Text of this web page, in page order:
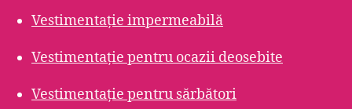
Vestimentație impermeabilă
Vestimentație pentru ocazii deosebite
Vestimentație pentru sărbători